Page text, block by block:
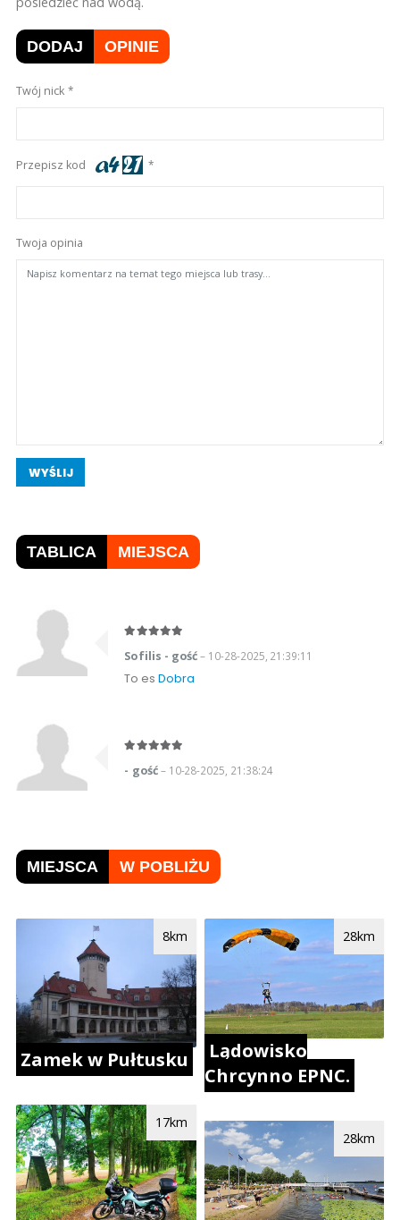
DODAJ OPINIE
Twój nick
Przepisz kod
Twoja opinia
WYŚLIJ
TABLICA MIEJSCA
Sofilis - gość– 10-28-2025, 21:39:11
To esDobra
- gość– 10-28-2025, 21:38:24
MIEJSCA W POBLIŻU
Zamek w Pułtusku
8km
17km
Lądowisko
Chrcynno EPNC.
28km
28km